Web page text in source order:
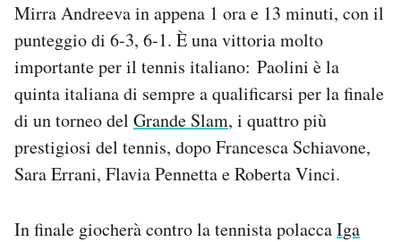
Hai bisogno di aiuto?
Esci
Mirra Andreeva in appena 1 ora e 13 minuti, con il
punteggio di 6-3, 6-1. È una vittoria molto
importante per il tennis italiano: Paolini è la
quinta italiana di sempre a qualificarsi per la finale
di un torneo del Grande Slam, i quattro più
prestigiosi del tennis, dopo Francesca Schiavone,
Sara Errani, Flavia Pennetta e Roberta Vinci.
In finale giocherà contro la tennista polaccaIga